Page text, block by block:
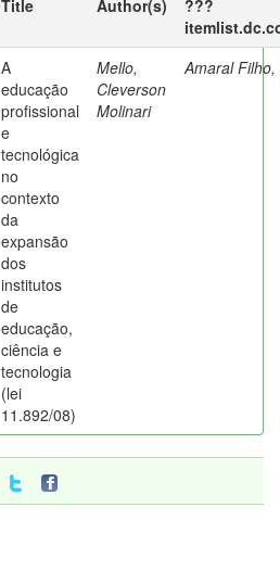
Title Author(s)
???
A
educação
profissional
e
tecnológica
no
contexto
da
expansão
dos
institutos
de
educação,
ciência e
tecnologia
(lei
11.892/08)
Mello,
Cleverson
Molinari
Amaral